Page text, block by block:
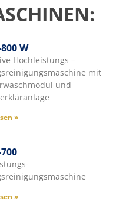
W
Hochleistungs –
mit
und
»
»